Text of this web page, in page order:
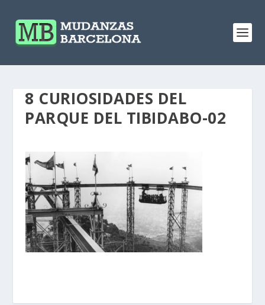
8 CURIOSIDADES DEL
PARQUE DEL TIBIDABO-02